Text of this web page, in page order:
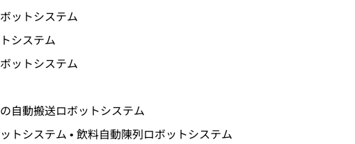
ットシステム
システム
ットシステム
自動搬送ロボットシステム
トシステム • 飲料自動陳列ロボットシステム